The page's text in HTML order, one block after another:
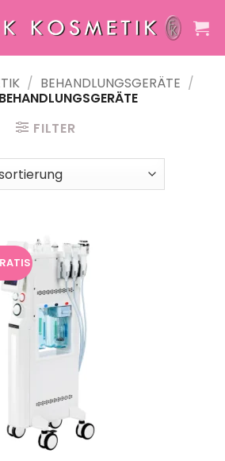
/ BEHANDLUNGSGERÄTE /
FILTER